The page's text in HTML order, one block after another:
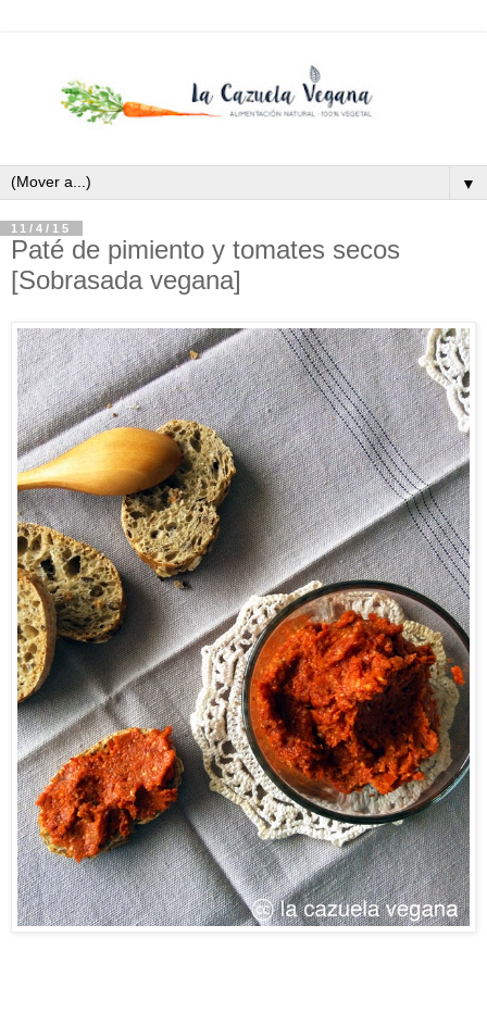
▼
11/4/15
Paté de pimiento y tomates secos
[Sobrasada vegana]